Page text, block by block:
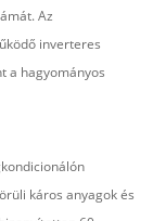
Az
inverteres
a hagyományos
káros anyagok és